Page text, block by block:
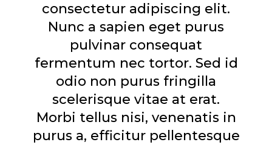
consectetur adipiscing elit.
Nunc a sapien eget purus
pulvinar consequat
fermentum nec tortor. Sed id
odio non purus fringilla
scelerisque vitae at erat.
Morbi tellus nisi, venenatis in
purus a, efficitur pellentesque